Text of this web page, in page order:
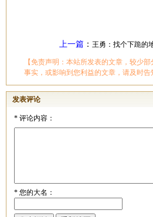
上一篇： 王勇：找个下跪的
【免责声明：本站所发表的文章，较少
事实，或影响到您利益的文章，请及时告
发表评论
*评论内容：
*您的大名：